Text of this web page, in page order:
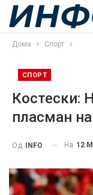
Дома Спорт
СПОРТ
Костески:
пласман
Од INFO На 12